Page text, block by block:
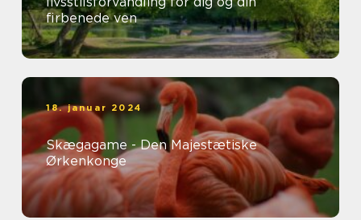
firbenede ven
18. januar 2024
Skægagame - Den Majestætiske
Ørkenkonge